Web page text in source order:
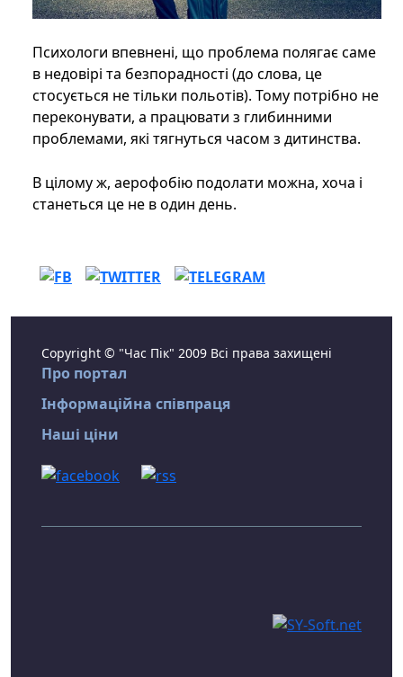
Психологи впевнені, що проблема полягає саме
в недовірі та безпорадності (до слова, це
стосується не тільки польотів). Тому потрібно не
переконувати, а працювати з глибинними
проблемами, які тягнуться часом з дитинства.
В цілому ж, аерофобію подолати можна, хоча і
станеться це не в один день.
Copyright © "Час Пік" 2009 Всі права захищені
Про портал
Інформаційна співпраця
Наші ціни